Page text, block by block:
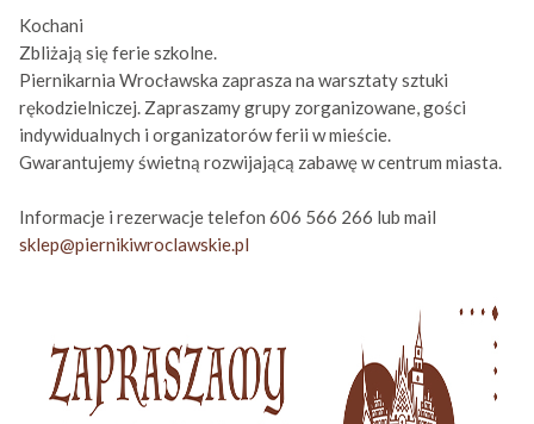
Kochani
Zbliżają się ferie szkolne.
Piernikarnia Wrocławska zaprasza na warsztaty sztuki
rękodzielniczej. Zapraszamy grupy zorganizowane, gości
indywidualnych i organizatorów ferii w mieście.
Gwarantujemy świetną rozwijającą zabawę w centrum miasta.
Informacje i rezerwacje telefon 606 566 266 lub mail
sklep@piernikiwroclawskie.pl